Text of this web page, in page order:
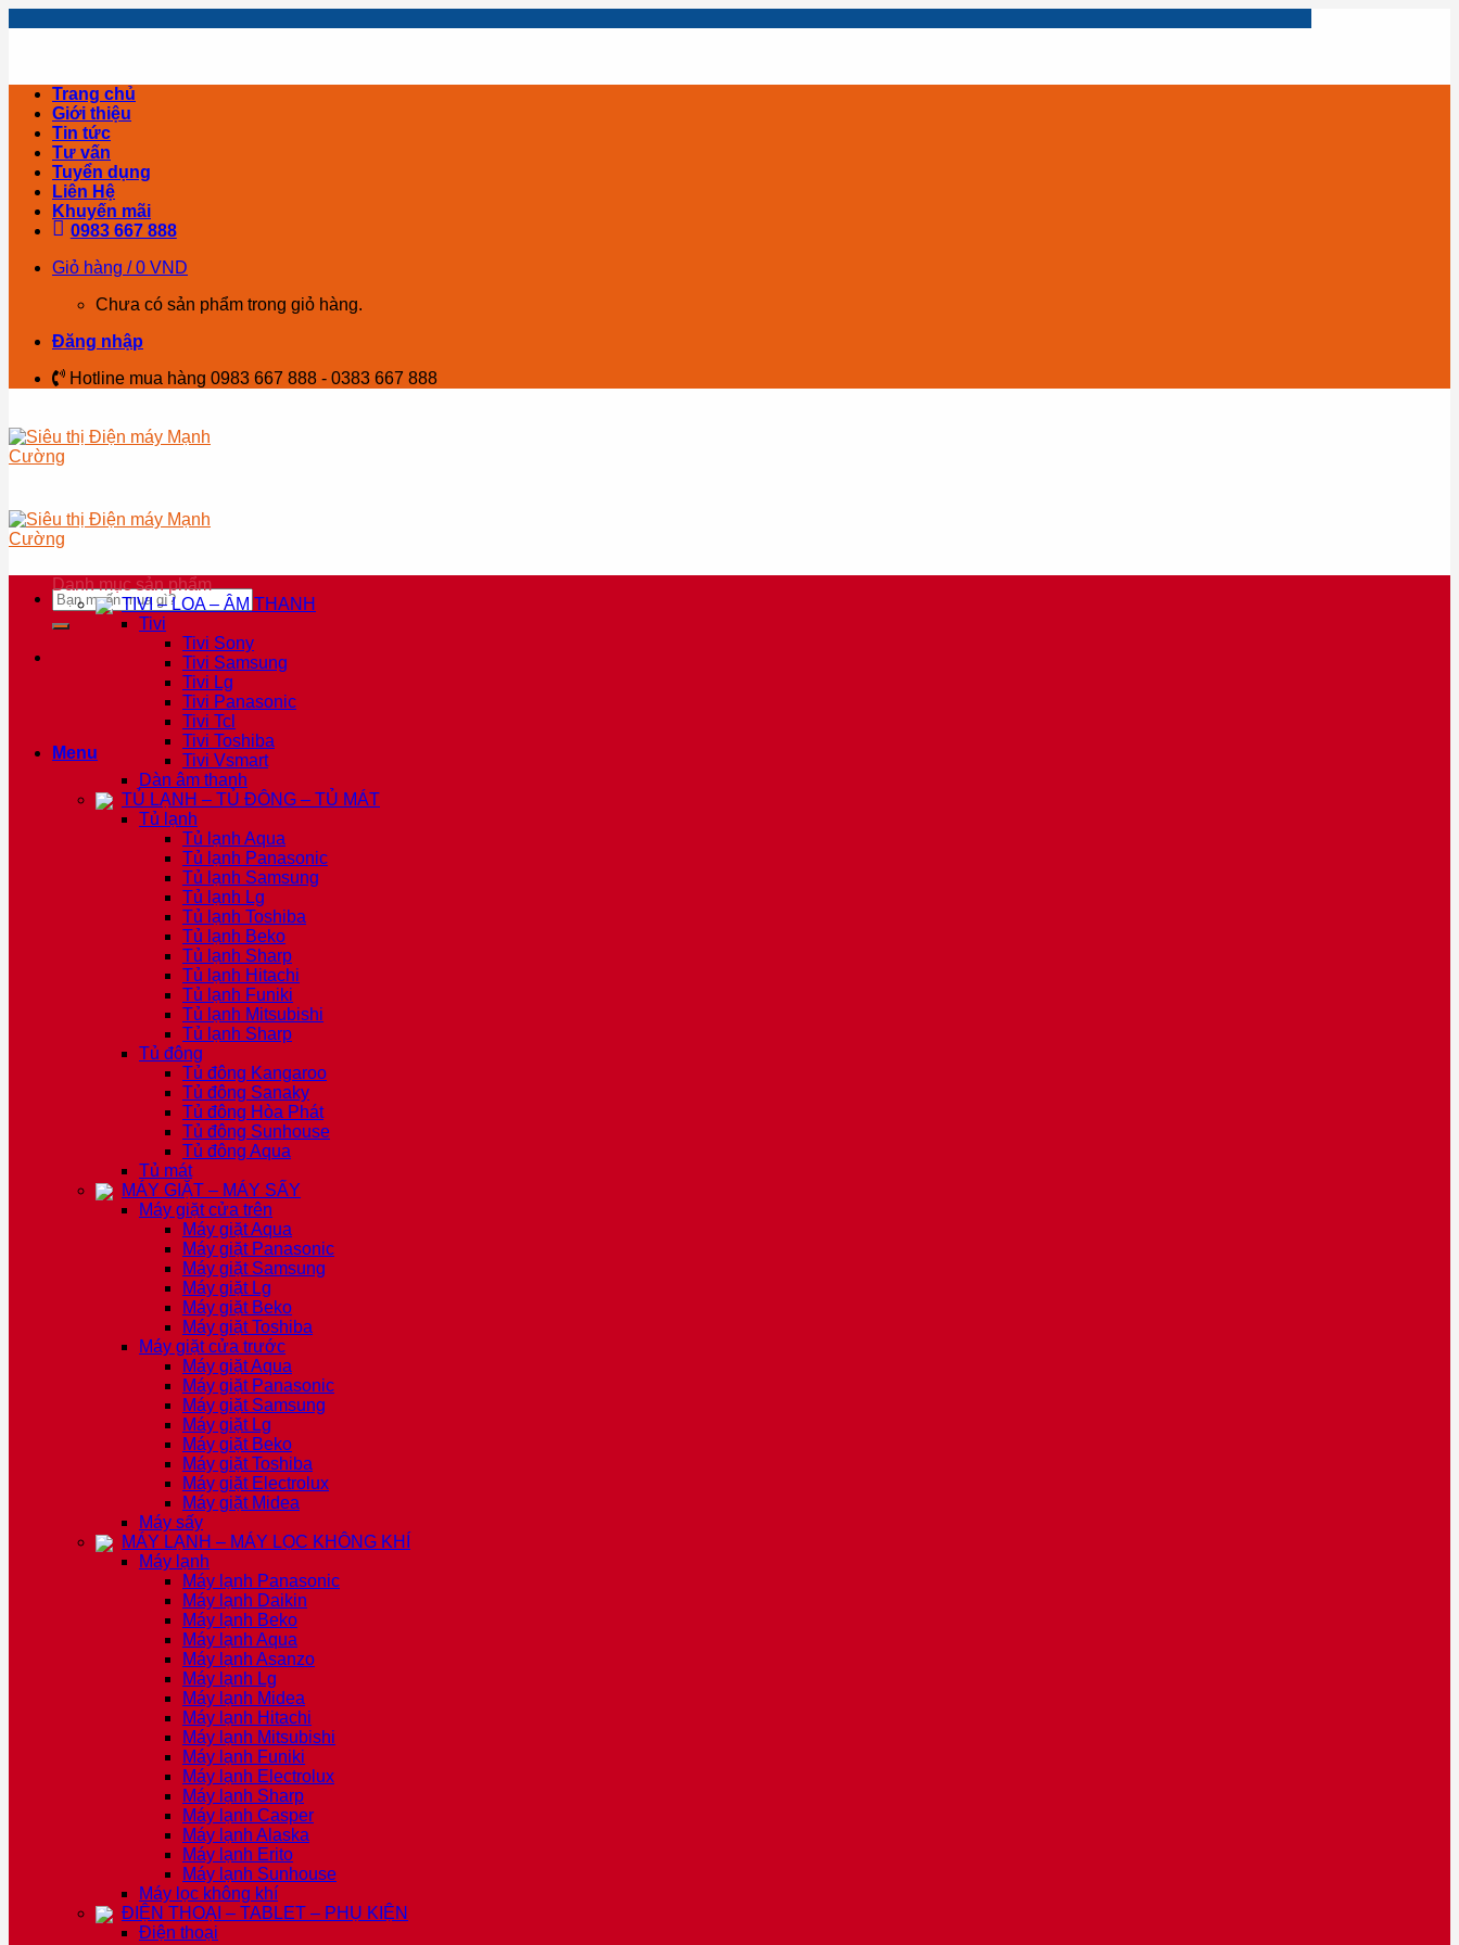
Trang chủ
Giới thiệu
Tin tức
Tư vấn
Tuyển dụng
Liên Hệ
Khuyến mãi
0983 667 888
Giỏ hàng /0 VND
Chưa có sản phẩm trong giỏ hàng.
Đăng nhập
Hotline mua hàng 0983 667 888 - 0383 667 888
Tìm
kiếm:
Menu
Danh mục sản phẩm
TIVI – LOA – ÂM THANH
Tivi
Tivi Sony
Tivi Samsung
Tivi Lg
Tivi Panasonic
Tivi Tcl
Tivi Toshiba
Tivi Vsmart
Dàn âm thanh
TỦ LẠNH – TỦ ĐÔNG – TỦ MÁT
Tủ lạnh
Tủ lạnh Aqua
Tủ lạnh Panasonic
Tủ lạnh Samsung
Tủ lạnh Lg
Tủ lạnh Toshiba
Tủ lạnh Beko
Tủ lạnh Sharp
Tủ lạnh Hitachi
Tủ lạnh Funiki
Tủ lạnh Mitsubishi
Tủ lạnh Sharp
Tủ đông
Tủ đông Kangaroo
Tủ đông Sanaky
Tủ đông Hòa Phát
Tủ đông Sunhouse
Tủ đông Aqua
Tủ mát
MÁY GIẶT – MÁY SẤY
Máy giặt cửa trên
Máy giặt Aqua
Máy giặt Panasonic
Máy giặt Samsung
Máy giặt Lg
Máy giặt Beko
Máy giặt Toshiba
Máy giặt cửa trước
Máy giặt Aqua
Máy giặt Panasonic
Máy giặt Samsung
Máy giặt Lg
Máy giặt Beko
Máy giặt Toshiba
Máy giặt Electrolux
Máy giặt Midea
Máy sấy
MÁY LẠNH – MÁY LỌC KHÔNG KHÍ
Máy lạnh
Máy lạnh Panasonic
Máy lạnh Daikin
Máy lạnh Beko
Máy lạnh Aqua
Máy lạnh Asanzo
Máy lạnh Lg
Máy lạnh Midea
Máy lạnh Hitachi
Máy lạnh Mitsubishi
Máy lạnh Funiki
Máy lạnh Electrolux
Máy lạnh Sharp
Máy lạnh Casper
Máy lạnh Alaska
Máy lạnh Erito
Máy lạnh Sunhouse
Máy lọc không khí
ĐIỆN THOẠI – TABLET – PHỤ KIỆN
Điện thoại